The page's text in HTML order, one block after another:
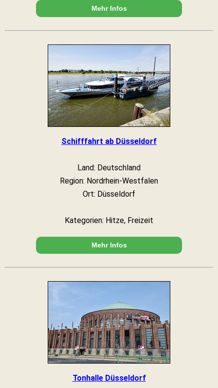
Mehr Infos
Schifffahrt ab Düsseldorf
Land: Deutschland
Region: Nordrhein-Westfalen
Ort: Düsseldorf
Kategorien: Hitze, Freizeit
Mehr Infos
Tonhalle Düsseldorf